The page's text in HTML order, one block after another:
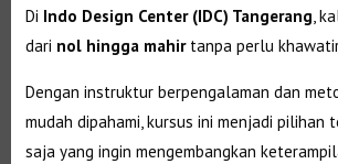
Di Indo Design Center (IDC) Tangerang,
dari nol hingga mahirtanpa perlu
Dengan instruktur berpengalaman dan
mudah dipahami, kursus ini menjadi pilihan
saja yang ingin mengembangkan